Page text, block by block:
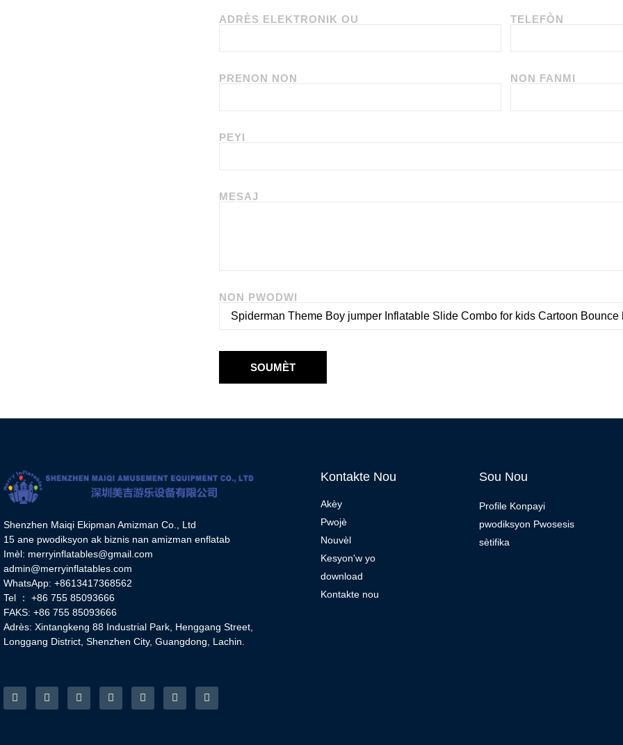
ADRÈS ELEKTRONIK OU TELEFÒN
PRENON NON NON FANMI
PEYI
MESAJ
NON PWODWI
SOUMÈT
Shenzhen Maiqi Ekipman Amizman Co., Ltd
15 ane pwodiksyon ak biznis nan amizman enflatab
Imèl: merryinflatables@gmail.com
admin@merryinflatables.com
WhatsApp: +8613417368562
Tel ： +86 755 85093666
FAKS: +86 755 85093666
Adrès: Xintangkeng 88 Industrial Park, Henggang Street,
Longgang District, Shenzhen City, Guangdong, Lachin.
Kontakte Nou
Akèy
Pwojè
Nouvèl
Kesyon'w yo
download
Kontakte nou
Sou Nou
Profile Konpayi
pwodiksyon Pwosesis
sètifika